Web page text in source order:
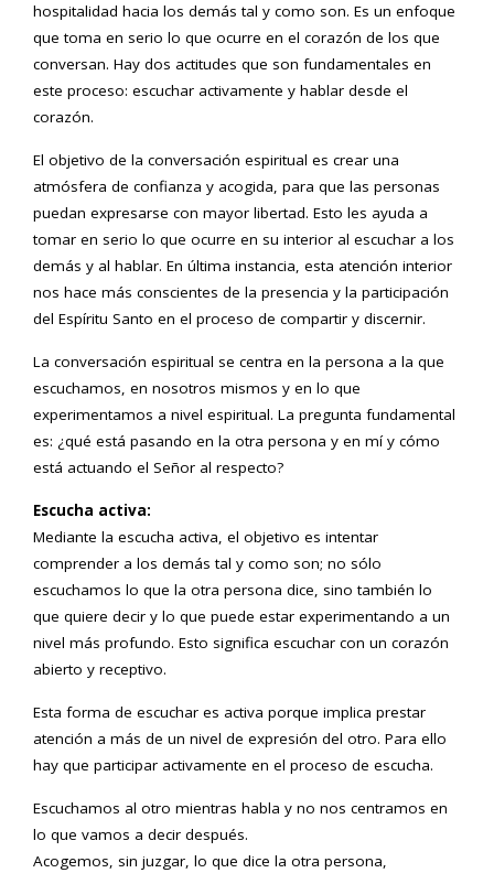
hospitalidad hacia los demás tal y como son. Es un enfoque
que toma en serio lo que ocurre en el corazón de los que
conversan. Hay dos actitudes que son fundamentales en
este proceso: escuchar activamente y hablar desde el
corazón.
El objetivo de la conversación espiritual es crear una
atmósfera de confianza y acogida, para que las personas
puedan expresarse con mayor libertad. Esto les ayuda a
tomar en serio lo que ocurre en su interior al escuchar a los
demás y al hablar. En última instancia, esta atención interior
nos hace más conscientes de la presencia y la participación
del Espíritu Santo en el proceso de compartir y discernir.
La conversación espiritual se centra en la persona a la que
escuchamos, en nosotros mismos y en lo que
experimentamos a nivel espiritual. La pregunta fundamental
es: ¿qué está pasando en la otra persona y en mí y cómo
está actuando el Señor al respecto?
Escucha activa:
Mediante la escucha activa, el objetivo es intentar
comprender a los demás tal y como son; no sólo
escuchamos lo que la otra persona dice, sino también lo
que quiere decir y lo que puede estar experimentando a un
nivel más profundo. Esto significa escuchar con un corazón
abierto y receptivo.
Esta forma de escuchar es activa porque implica prestar
atención a más de un nivel de expresión del otro. Para ello
hay que participar activamente en el proceso de escucha.
Escuchamos al otro mientras habla y no nos centramos en
lo que vamos a decir después.
Acogemos, sin juzgar, lo que dice la otra persona,